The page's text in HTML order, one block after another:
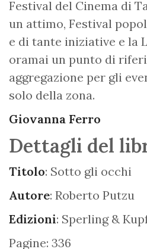
Festival del Cinema di
un attimo, Festival
e di tante iniziative e la
oramai un punto di
aggregazione per gli
solo della zona.
Giovanna Ferro
Dettagli del
Titolo: Sotto gli occhi
Autore: Roberto Putzu
Edizioni: Sperling &
Pagine: 336